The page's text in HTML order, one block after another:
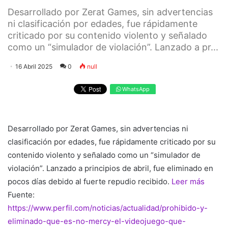
Desarrollado por Zerat Games, sin advertencias
ni clasificación por edades, fue rápidamente
criticado por su contenido violento y señalado
como un “simulador de violación”. Lanzado a pr...
16 Abril 2025 0 null
WhatsApp
Desarrollado por Zerat Games, sin advertencias ni
clasificación por edades, fue rápidamente criticado por su
contenido violento y señalado como un “simulador de
violación”. Lanzado a principios de abril, fue eliminado en
pocos días debido al fuerte repudio recibido. Leer más
Fuente:
https://www.perfil.com/noticias/actualidad/prohibido-y-
eliminado-que-es-no-mercy-el-videojuego-que-